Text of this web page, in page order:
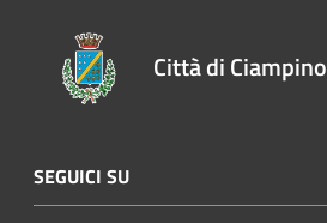
Città di Ciampino
SEGUICI SU